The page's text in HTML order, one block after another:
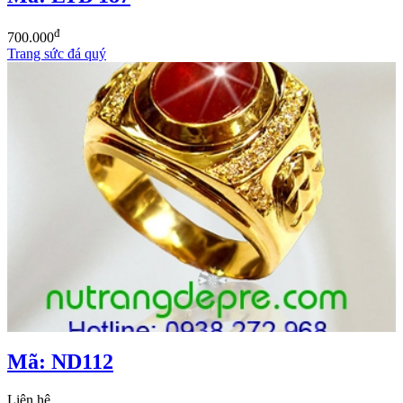
700.000đ
Trang sức đá quý
Mã: ND112
Liên hệ